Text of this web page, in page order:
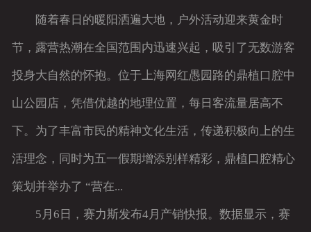
随着春日的暖阳洒遍大地，户外活动迎来黄金时
节，露营热潮在全国范围内迅速兴起，吸引了无数游客
投身大自然的怀抱。位于上海网红愚园路的鼎植口腔中
山公园店，凭借优越的地理位置，每日客流量居高不
下。为了丰富市民的精神文化生活，传递积极向上的生
活理念，同时为五一假期增添别样精彩，鼎植口腔精心
策划并举办了 “营在...
5月6日，赛力斯发布4月产销快报。数据显示，赛